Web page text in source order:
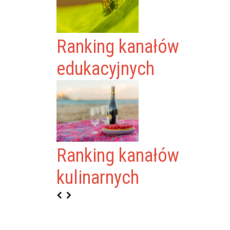
Ranking kanałów
edukacyjnych
Ranking kanałów
kulinarnych